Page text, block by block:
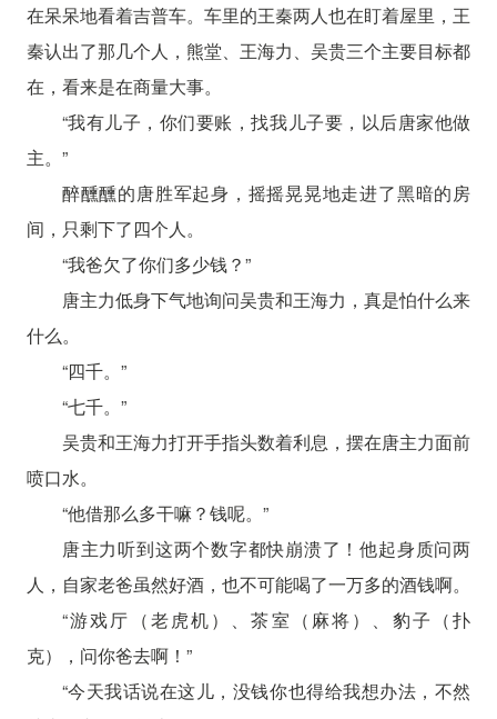
在呆呆地看着吉普车。车里的王秦两人也在盯着屋里，王
秦认出了那几个人，熊堂、王海力、吴贵三个主要目标都
在，看来是在商量大事。
“我有儿子，你们要账，找我儿子要，以后唐家他做
主。”
醉醺醺的唐胜军起身，摇摇晃晃地走进了黑暗的房
间，只剩下了四个人。
“我爸欠了你们多少钱？”
唐主力低身下气地询问吴贵和王海力，真是怕什么来
什么。
“四千。”
“七千。”
吴贵和王海力打开手指头数着利息，摆在唐主力面前
喷口水。
“他借那么多干嘛？钱呢。”
唐主力听到这两个数字都快崩溃了！他起身质问两
人，自家老爸虽然好酒，也不可能喝了一万多的酒钱啊。
“游戏厅（老虎机）、茶室（麻将）、豹子（扑
克），问你爸去啊！”
“今天我话说在这儿，没钱你也得给我想办法，不然